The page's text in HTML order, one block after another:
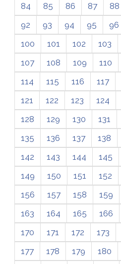
84
85 86 87 88
92
93 94 95 96
100
101 102 103
107
108 109 110
114
115 116 117
121
122 123 124
128
129 130 131
135
136 137 138
142
143 144 145
149
150 151 152
156
157 158 159
163
164 165 166
170
171 172 173
177
178 179 180